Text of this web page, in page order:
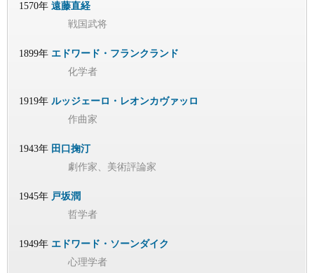
1570年 遠藤直経
戦国武将
1899年 エドワード・フランクランド
化学者
1919年 ルッジェーロ・レオンカヴァッロ
作曲家
1943年 田口掬汀
劇作家、美術評論家
1945年 戸坂潤
哲学者
1949年 エドワード・ソーンダイク
心理学者